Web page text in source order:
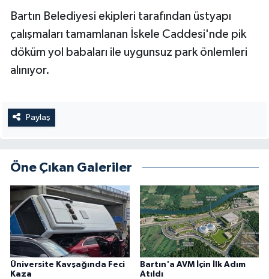
Bartın Belediyesi ekipleri tarafından üstyapı
çalışmaları tamamlanan İskele Caddesi'nde pik
döküm yol babaları ile uygunsuz park önlemleri
alınıyor.
Paylaş
Öne Çıkan Galeriler
Üniversite Kavşağında Feci
Kaza
Bartın'a AVM İçin İlk Adım
Atıldı